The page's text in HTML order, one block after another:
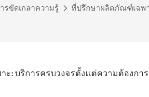
รขัดเกลาความรู้ ที่ปรึกษาผลิตภัณฑ์เฉพ
: บริการครบวงจรตั้งแต่ความต้องกา